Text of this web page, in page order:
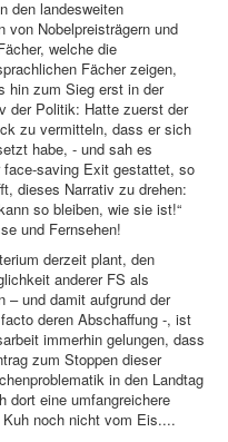
den landesweiten
von Nobelpreisträgern und
welche die
Fächer zeigen,
hin zum Sieg erst in der
der Politik: Hatte zuerst der
zu vermitteln, dass er sich
habe, - und sah es
saving Exit gestattet, so
dieses Narrativ zu drehen:
so bleiben, wie sie ist!“
und Fernsehen!
derzeit plant, den
anderer FS als
– und damit aufgrund der
deren Abschaffung -, ist
immerhin gelungen, dass
zum Stoppen dieser
in den Landtag
dort eine umfangreichere
noch nicht vom Eis....